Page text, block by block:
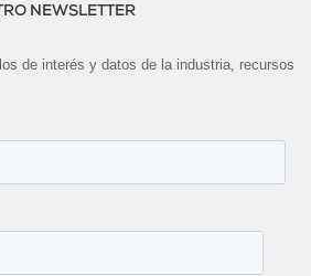
NEWSLETTER
de interés y datos de la industria, recursos